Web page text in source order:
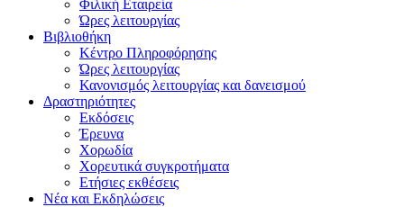
Φιλική Εταιρεία
Ώρες λειτουργίας
Βιβλιοθήκη
Κέντρο Πληροφόρησης
Ώρες λειτουργίας
Κανονισμός λειτουργίας και δανεισμού
Δραστηριότητες
Εκδόσεις
Έρευνα
Χορωδία
Χορευτικά συγκροτήματα
Ετήσιες εκθέσεις
Νέα και Εκδηλώσεις